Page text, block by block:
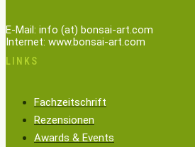
E-Mail: info (at) bonsai-art.com
Internet: www.bonsai-art.com
LINKS
Fachzeitschrift
Rezensionen
Awards & Events